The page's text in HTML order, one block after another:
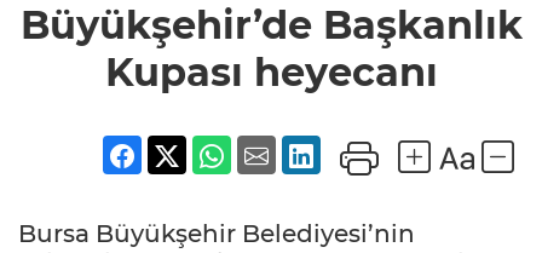
heyecanı
Büyükşehir’de Başkanlık
Kupası heyecanı
Bursa Büyükşehir Belediyesi’nin